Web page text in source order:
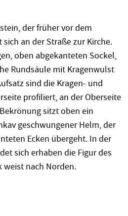
der früher vor dem
an der Straße zur Kirche.
oben abgekanteten Sockel,
Rundsäule mit Kragenwulst
sind die Kragen- und
profiliert, an der Oberseite
sitzt oben ein
geschwungener Helm, der
Ecken übergeht. In der
sich erhaben die Figur des
weist nach Norden.